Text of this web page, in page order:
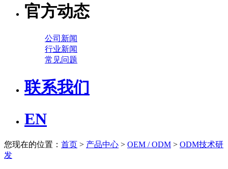
官方动态
公司新闻
行业新闻
常见问题
联系我们
EN
您现在的位置： 首页 > 产品中心 > OEM / ODM > ODM技术研
发